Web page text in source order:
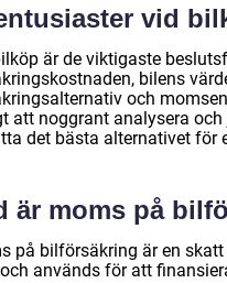
vid
är de viktigaste
bilens
och
att noggrant analysera
det bästa alternativet för
är moms på
på bilförsäkring är en
används för att